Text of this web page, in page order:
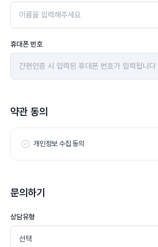
휴대폰 번호
약관 동의
개인정보 수집 동의
문의하기
상담유형